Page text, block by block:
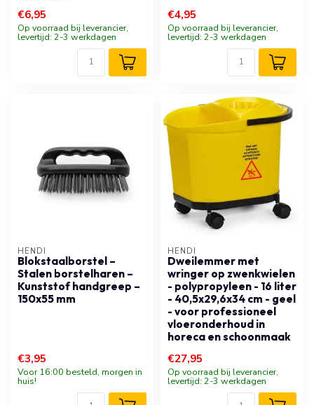
€6,95
Op voorraad bij leverancier,
levertijd: 2-3 werkdagen
€4,95
Op voorraad bij leverancier,
levertijd: 2-3 werkdagen
HENDI
Blokstaalborstel –
Stalen borstelharen –
Kunststof handgreep –
150x55 mm
€3,95
Voor 16:00 besteld, morgen in
huis!
HENDI
Dweilemmer met
wringer op zwenkwielen
- polypropyleen - 16 liter
- 40,5x29,6x34 cm - geel
- voor professioneel
vloeronderhoud in
horeca en schoonmaak
€27,95
Op voorraad bij leverancier,
levertijd: 2-3 werkdagen